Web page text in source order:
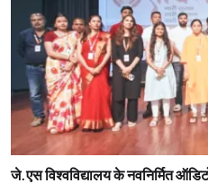
जे.एस विश्वविद्यालय के नवनिर्मित